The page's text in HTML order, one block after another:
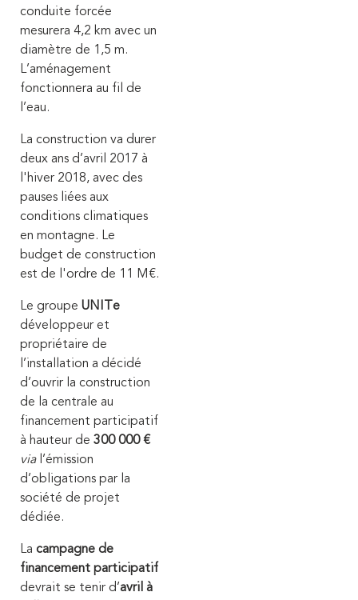
conduite forcée
mesurera 4,2 km avec un
diamètre de 1,5 m.
L’aménagement
fonctionnera au fil de
l’eau.
La construction va durer
deux ans d’avril 2017 à
l'hiver 2018, avec des
pauses liées aux
conditions climatiques
en montagne. Le
budget de construction
est de l'ordre de 11 M€.
Le groupe UNITe
développeur et
propriétaire de
l’installation a décidé
d’ouvrir la construction
de la centrale au
financement participatif
à hauteur de 300 000 €
vial’émission
d’obligations par la
société de projet
dédiée.
La campagne de
financement participatif
devrait se tenir d’avril à